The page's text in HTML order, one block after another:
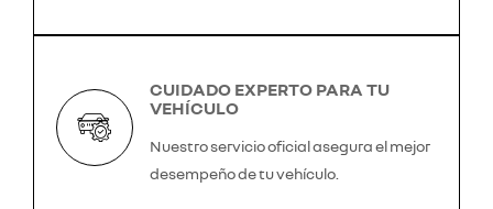
CUIDADO EXPERTO PARA TU
VEHÍCULO
Nuestro servicio oficial asegura el mejor
desempeño de tu vehículo.